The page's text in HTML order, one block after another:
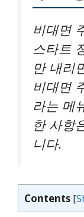
비대면
스타트
만 내리
비대면
라는 메
한 사항
니다.
Contents [